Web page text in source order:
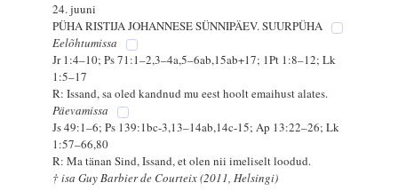
24. juuni
PÜHA RISTIJA JOHANNESE SÜNNIPÄEV. SUURPÜHA
Eelõhtumissa
Jr 1:4–10; Ps 71:1–2,3–4a,5–6ab,15ab+17; 1Pt 1:8–12; Lk
1:5–17
R: Issand, sa oled kandnud mu eest hoolt emaihust alates.
Päevamissa
Js 49:1–6; Ps 139:1bc-3,13–14ab,14c-15; Ap 13:22–26; Lk
1:57–66,80
R: Ma tänan Sind, Issand, et olen nii imeliselt loodud.
† isa Guy Barbier de Courteix (2011, Helsingi)